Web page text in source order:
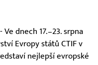
Ve dnech 17.–23. srpna
Evropy států CTIF v
nejlepší evropské